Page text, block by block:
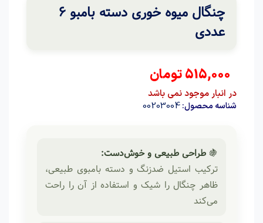
چنگال میوه خوری دسته بامبو 6
عددی
515,000تومان
در انبار موجود نمی باشد
شناسه محصول:00203004
🍇 طراحی طبیعی و خوش‌دست:
ترکیب استیل ضدزنگ و دسته بامبوی طبیعی،
ظاهر چنگال را شیک و استفاده از آن را راحت
می‌کند